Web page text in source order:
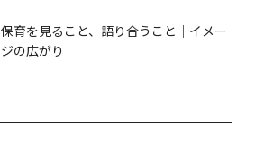
保育を見ること、語り合うこと｜イメー
ジの広がり